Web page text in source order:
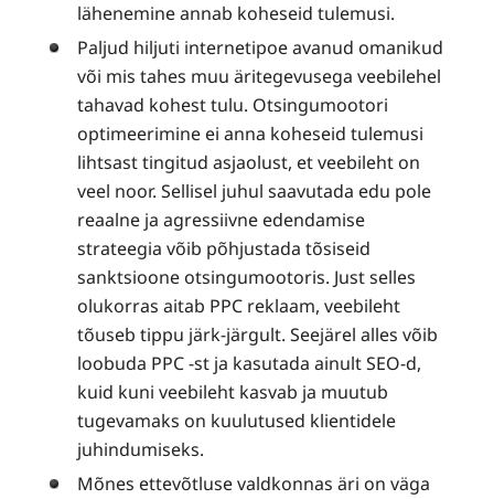
lähenemine annab koheseid tulemusi.
Paljud hiljuti internetipoe avanud omanikud
või mis tahes muu äritegevusega veebilehel
tahavad kohest tulu. Otsingumootori
optimeerimine ei anna koheseid tulemusi
lihtsast tingitud asjaolust, et veebileht on
veel noor. Sellisel juhul saavutada edu pole
reaalne ja agressiivne edendamise
strateegia võib põhjustada tõsiseid
sanktsioone otsingumootoris. Just selles
olukorras aitab PPC reklaam, veebileht
tõuseb tippu järk-järgult. Seejärel alles võib
loobuda PPC -st ja kasutada ainult SEO-d,
kuid kuni veebileht kasvab ja muutub
tugevamaks on kuulutused klientidele
juhindumiseks.
Mõnes ettevõtluse valdkonnas äri on väga